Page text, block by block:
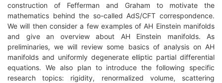
construction of Fefferman and Graham to motivate the
mathematics behind the so-called AdS/CFT correspondence.
We will then consider a few examples of AH Einstein manifolds
and give an overview about AH Einstein manifolds. As
preliminaries, we will review some basics of analysis on AH
manifolds and uniformly degenerate elliptic partial differential
equations. We also plan to introduce the following specific
research topics: rigidity, renormalized volume, scattering